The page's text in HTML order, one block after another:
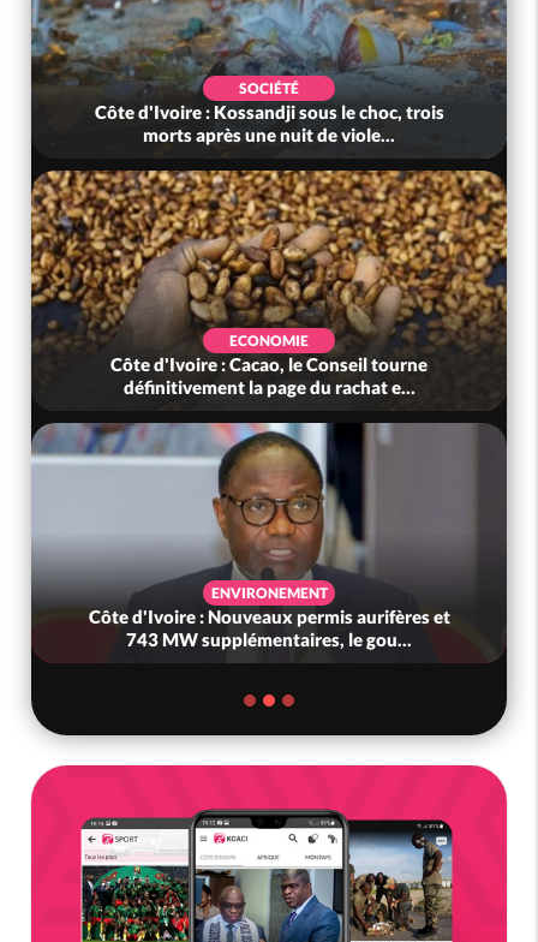
SOCIÉTÉ
Côte d'Ivoire : Kossandji sous le choc, trois
morts après une nuit de viole...
ECONOMIE
Côte d'Ivoire : Cacao, le Conseil tourne
définitivement la page du rachat e...
ENVIRONEMENT
Côte d'Ivoire : Nouveaux permis aurifères et
743 MW supplémentaires, le gou...